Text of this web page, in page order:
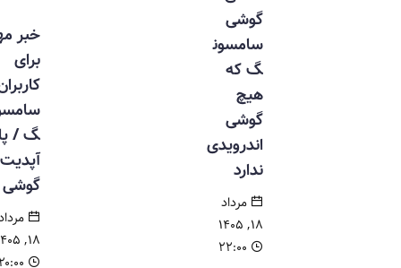
گوشی
سامسون
گ که
گوشی
اندرویدی
ندارد
مرداد
خبر مهم
کاربران
سامسون
گ / پایان
آپدیت ۱۹
گوشی
مرداد